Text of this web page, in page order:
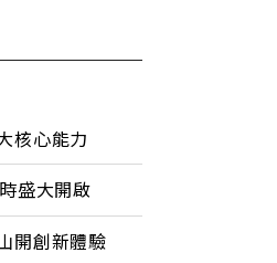
核心能力
盛大開啟
開創新體驗